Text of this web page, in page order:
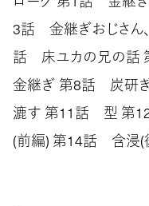
3話 金継ぎおじさん
話 床ユカの兄の話
金継ぎ 第8話 炭研
漉す 第11話 型 第
(前編) 第14話 含浸(